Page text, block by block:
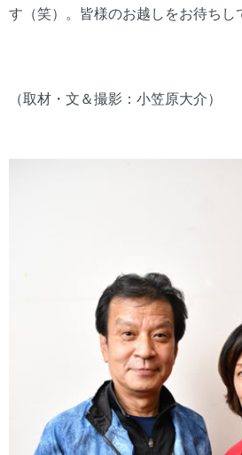
す（笑）。皆様のお越しをお待ちし
（取材・文＆撮影：小笠原大介）